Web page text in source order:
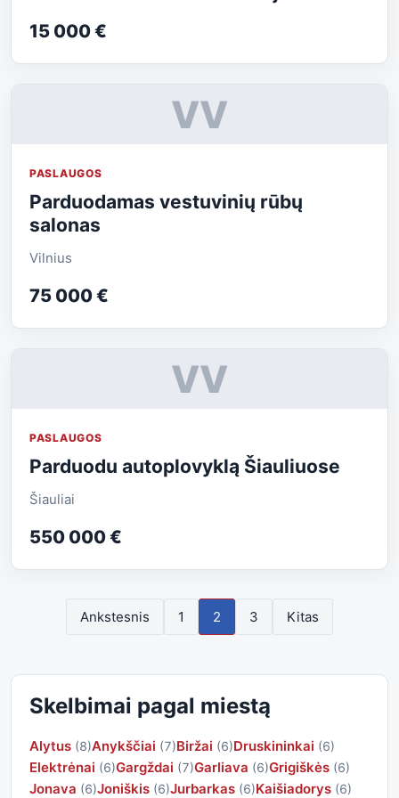
15 000 €
VV
PASLAUGOS
Parduodamas vestuvinių rūbų
salonas
Vilnius
75 000 €
VV
PASLAUGOS
Parduodu autoplovyklą Šiauliuose
Šiauliai
550 000 €
Ankstesnis 1 2 3 Kitas
Skelbimai pagal miestą
Alytus (8)Anykščiai (7)Biržai (6)Druskininkai (6)
Elektrėnai (6)Gargždai (7)Garliava (6)Grigiškės (6)
Jonava (6)Joniškis (6)Jurbarkas (6)Kaišiadorys (6)